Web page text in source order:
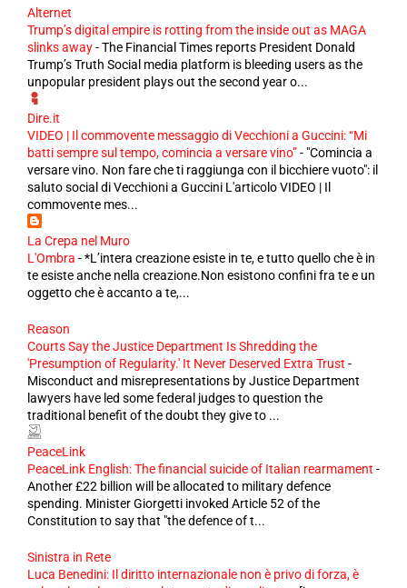
Alternet
Trump’s digital empire is rotting from the inside out as MAGA
slinks away-The Financial Times reports President Donald
Trump’s Truth Social media platform is bleeding users as the
unpopular president plays out the second year o...
Dire.it
VIDEO | Il commovente messaggio di Vecchioni a Guccini: “Mi
batti sempre sul tempo, comincia a versare vino”- "Comincia a
versare vino. Non fare che ti raggiunga con il bicchiere vuoto": il
saluto social di Vecchioni a Guccini L'articolo VIDEO | Il
commovente mes...
La Crepa nel Muro
L'Ombra -*L’intera creazione esiste in te, e tutto quello che è in
te esiste anche nella creazione.Non esistono confini fra te e un
oggetto che è accanto a te,...
Reason
Courts Say the Justice Department Is Shredding the
'Presumption of Regularity.' It Never Deserved Extra Trust -
Misconduct and misrepresentations by Justice Department
lawyers have led some federal judges to question the
traditional benefit of the doubt they give to ...
PeaceLink
PeaceLink English: The financial suicide of Italian rearmament -
Another £22 billion will be allocated to military defence
spending. Minister Giorgetti invoked Article 52 of the
Constitution to say that "the defence of t...
Sinistra in Rete
Luca Benedini: Il diritto internazionale non è privo di forza, è